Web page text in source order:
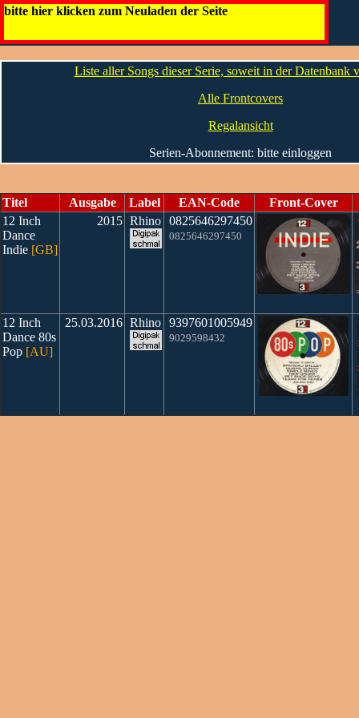
bitte hier klicken zum Neuladen der Seite
12 Inch Dance
Liste aller Songs dieser Serie, soweit in der Datenbank
Alle Frontcovers
Regalansicht
Serien-Abonnement: bitte einloggen
Titel Ausgabe Label EAN-Code
Front-Cover
12 Inch
Dance
Indie [GB]
2015 Rhino 0825646297450
0825646297450
12 Inch
Dance 80s
Pop [AU]
25.03.2016 Rhino 9397601005949
9029598432